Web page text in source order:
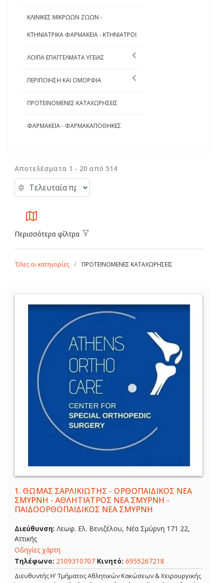
ΚΛΙΝΙΚΕΣ ΜΙΚΡΩΩΝ ΖΩΩΝ -
ΚΤΗΝΙΑΤΡΙΚΑ ΦΑΡΜΑΚΕΙΑ - ΚΤΗΝΙΑΤΡΟΙ
ΛΟΙΠΑ ΕΠΑΓΓΕΛΜΑΤΑ ΥΓΕΙΑΣ
ΠΕΡΙΠΟΙΗΣΗ ΚΑΙ ΟΜΟΡΦΙΑ
ΠΡΟΤΕΙΝΟΜΕΝΕΣ ΚΑΤΑΧΩΡΗΣΕΙΣ
ΦΑΡΜΑΚΕΙΑ - ΦΑΡΜΑΚΑΠΟΘΗΚΕΣ
Αποτελέσματα 1 - 20 από 514
Περισσότερα φίλτρα
Όλες οι κατηγορίες ΠΡΟΤΕΙΝΟΜΕΝΕΣ ΚΑΤΑΧΩΡΗΣΕΙΣ
1. ΘΩΜΑΣ ΣΑΡΛΙΚΙΩΤΗΣ - ΟΡΘΟΠΑΙΔΙΚΟΣ ΝΕΑ
ΣΜΥΡΝΗ - ΑΘΛΗΤΙΑΤΡΟΣ ΝΕΑ ΣΜΥΡΝΗ -
ΠΑΙΔΟΟΡΘΟΠΑΙΔΙΚΟΣ ΝΕΑ ΣΜΥΡΝΗ
Διεύθυνση: Λεωφ. Ελ. Βενιζέλου, Νέα Σμύρνη 171 22,
Αττικής
Οδηγίες χάρτη
Τηλέφωνο: 2109310707 Κινητό: 6955267218
Διευθυντής Η' Τμήματος Αθλητικών Κακώσεων & Χειρουργικής